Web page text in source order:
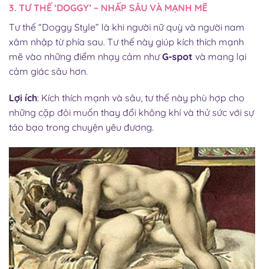
3. TƯ THẾ ‘DOGGY’ – NHẤP SÂU VÀ MẠNH MẼ
Tư thế “Doggy Style” là khi người nữ quỳ và người nam
xâm nhập từ phía sau. Tư thế này giúp kích thích mạnh
mẽ vào những điểm nhạy cảm nhưG-spot và mang lại
cảm giác sâu hơn.
Lợi ích: Kích thích mạnh và sâu, tư thế này phù hợp cho
những cặp đôi muốn thay đổi không khí và thử sức với sự
táo bạo trong chuyện yêu đương.